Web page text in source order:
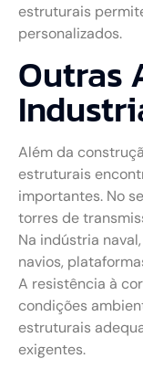
estruturais
personalizados.
Outras
Além da
estruturais
importantes. No
torres de
Na indústria
navios,
A resistência à
condições
estruturais
exigentes.